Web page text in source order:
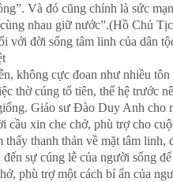
Và đó cũng chính là sức
nhau giữ nước”.(Hồ Chủ
với đời sống tâm linh của dân
không cực đoan như nhiều
thờ cúng tổ tiên, thế hệ trước
Giáo sư Đào Duy Anh
xin che chở, phù trợ cho
thanh thản về mặt tâm
sự cúng lễ của người sống
phù trợ một cách bí ẩn của